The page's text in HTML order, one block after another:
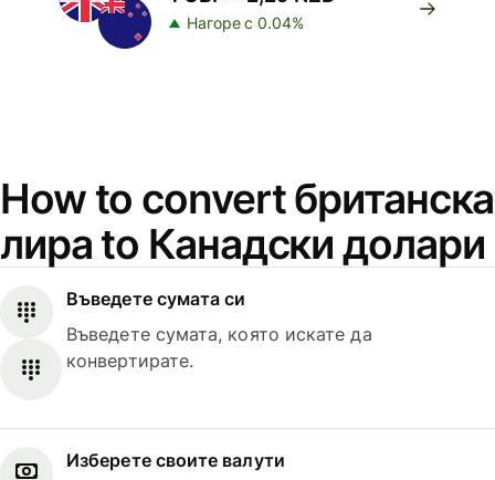
Нагоре с 0.04%
How to convert британска
лира to Канадски долари
Въведете сумата си
Въведете сумата, която искате да
конвертирате.
Изберете своите валути